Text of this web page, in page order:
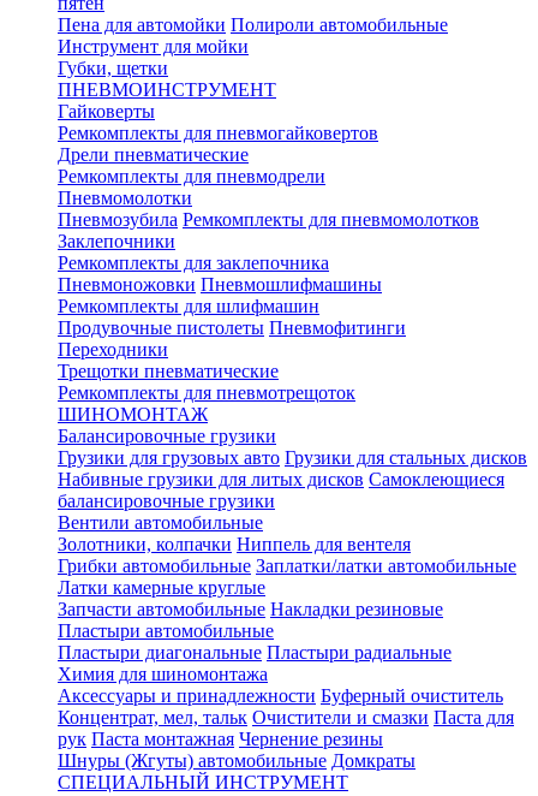
Пена для автомойки Полироли автомобильные
Инструмент для мойки
Губки, щетки
ПНЕВМОИНСТРУМЕНТ
Гайковерты
Ремкомплекты для пневмогайковертов
Дрели пневматические
Ремкомплекты для пневмодрели
Пневмомолотки
Пневмозубила Ремкомплекты для пневмомолотков
Заклепочники
Ремкомплекты для заклепочника
Пневмоножовки Пневмошлифмашины
Ремкомплекты для шлифмашин
Продувочные пистолеты Пневмофитинги
Переходники
Трещотки пневматические
Ремкомплекты для пневмотрещоток
ШИНОМОНТАЖ
Балансировочные грузики
Грузики для грузовых авто Грузики для стальных дисков
Набивные грузики для литых дисков Самоклеющиеся
балансировочные грузики
Вентили автомобильные
Золотники, колпачки Ниппель для вентеля
Грибки автомобильные Заплатки/латки автомобильные
Латки камерные круглые
Запчасти автомобильные Накладки резиновые
Пластыри автомобильные
Пластыри диагональные Пластыри радиальные
Химия для шиномонтажа
Аксессуары и принадлежности Буферный очиститель
Концентрат, мел, тальк Очистители и смазки Паста для
рук Паста монтажная Чернение резины
Шнуры (Жгуты) автомобильные Домкраты
СПЕЦИАЛЬНЫЙ ИНСТРУМЕНТ